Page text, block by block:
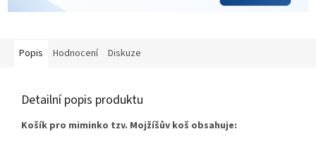
Popis Hodnocení Diskuze
Detailní popis produktu
Košík pro miminko tzv. Mojžíšův koš obsahuje: